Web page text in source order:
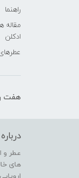
راهنما
مقاله
ادکلن
هفت روز هفته ، ۲۴
عطر و
های